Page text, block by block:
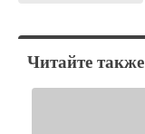
Читайте также